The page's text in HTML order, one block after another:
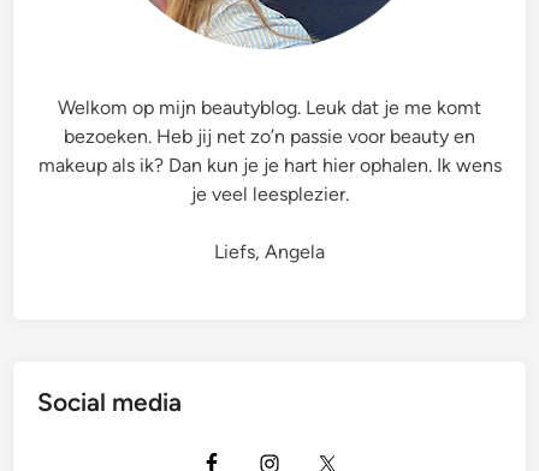
Welkom op mijn beautyblog. Leuk dat je me komt
bezoeken. Heb jij net zo’n passie voor beauty en
makeup als ik? Dan kun je je hart hier ophalen. Ik wens
je veel leesplezier.
Liefs, Angela
Social media